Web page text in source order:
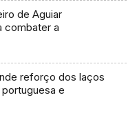
de Aguiar
combater a
reforço dos laços
e